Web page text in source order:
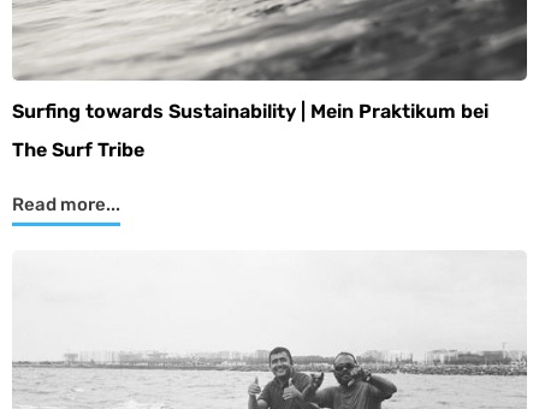
Surfing towards Sustainability | Mein Praktikum bei
The Surf Tribe
Read more...